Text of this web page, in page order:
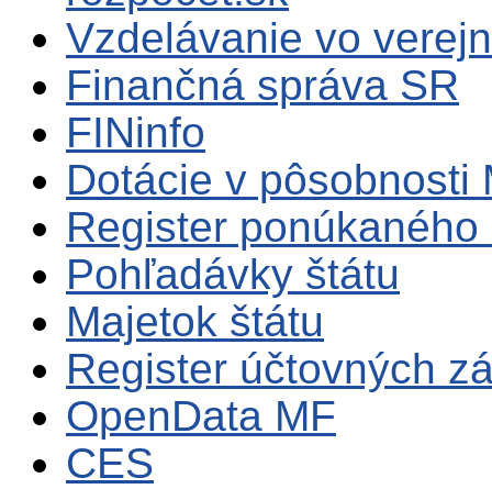
Vzdelávanie vo
Finančná správa SR
FINinfo
Dotácie v pôsobnosti
Register
Pohľadávky štátu
Majetok štátu
Register účtovných
OpenData MF
CES